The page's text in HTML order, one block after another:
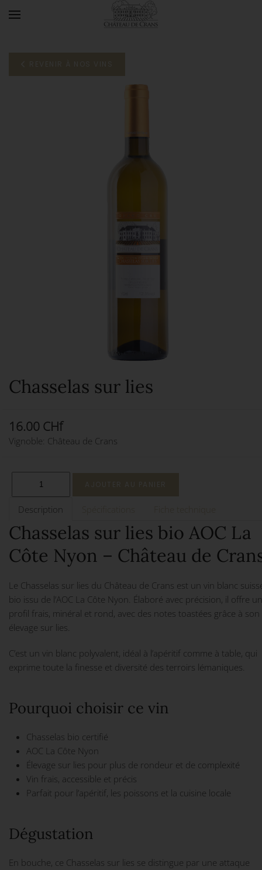
Chasselas sur lies
16.00 CHf
Vignoble: Château de Crans
Description
Chasselas sur lies bio AOC La
Côte Nyon – Château de
Le Chasselas sur lies du Château de Crans est un vin blanc
bio issu de l’AOC La Côte Nyon. Élaboré avec précision, il offre un
profil frais, minéral et rond, avec des notes toastées grâce à son
élevage sur lies.
C’est un vin blanc polyvalent, idéal à l’apéritif comme à table, qui
exprime toute la finesse et diversité des terroirs lémaniques.
Pourquoi choisir ce vin
Chasselas bio certifié
AOC La Côte Nyon
Élevage sur lies pour plus de rondeur et de complexité
Vin frais, accessible et précis
Parfait pour l’apéritif, les poissons et la cuisine locale
Dégustation
En bouche, ce Chasselas sur lies se distingue par une attaque